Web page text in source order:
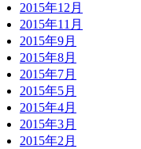
2015年12月
2015年11月
2015年9月
2015年8月
2015年7月
2015年5月
2015年4月
2015年3月
2015年2月